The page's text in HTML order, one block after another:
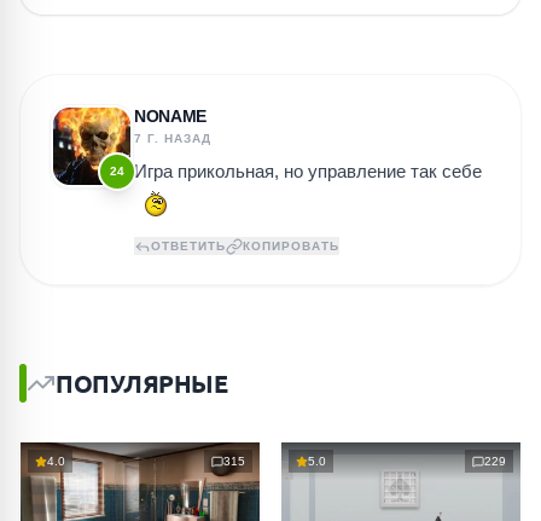
24
NONAME
7 Г. НАЗАД
Игра прикольная, но управление так себе
ОТВЕТИТЬ КОПИРОВАТЬ
ПОПУЛЯРНЫЕ
4.0 315 5.0 229